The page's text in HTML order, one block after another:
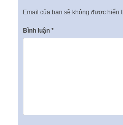
Email của bạn sẽ không được hiển
Bình luận *